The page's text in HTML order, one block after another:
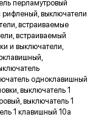
элементами
от коррозии
в
перламутровый
выключатели
встраиваемые
встраиваемый
и выключатели,
одноклавишный
выключатель 1
выключатель 1
1 клавишный 10а